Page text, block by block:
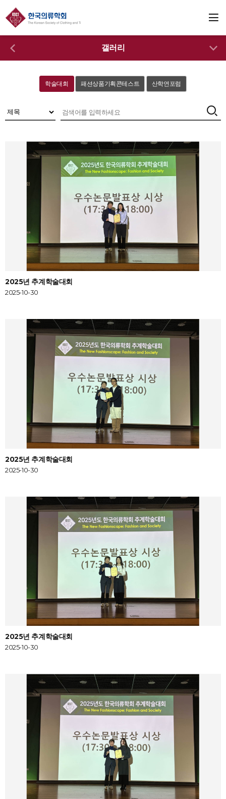
갤러리
학술대회 패션상품기획콘테스트 산학연포럼
2025년 추계학술대회
2025-10-30
2025년 추계학술대회
2025-10-30
2025년 추계학술대회
2025-10-30